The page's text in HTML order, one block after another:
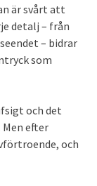
är svårt att
detalj – från
– bidrar
som
och det
efter
och